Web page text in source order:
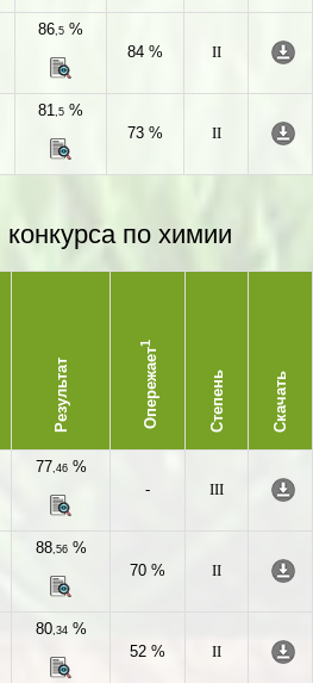
86,5 %
84 %
II
81,5 %
73 %
II
конкурса по химии
Результат Опережает
1
Степень Скачать
77,46%
-
III
88,56%
70 %
II
80,34%
52 %
II